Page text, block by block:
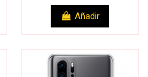
Añadir